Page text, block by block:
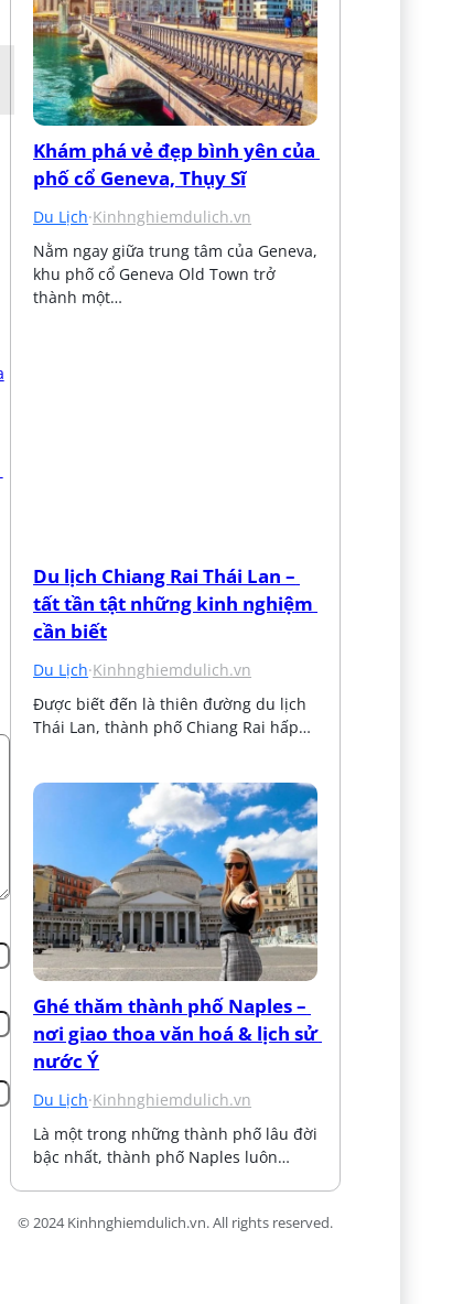
Khám phá vẻ đẹp bình yên của
phố cổ Geneva, Thụy Sĩ
Du Lịch·Kinhnghiemdulich.vn
Nằm ngay giữa trung tâm của Geneva,
khu phố cổ Geneva Old Town trở
thành một…
Du lịch Chiang Rai Thái Lan –
tất tần tật những kinh nghiệm
cần biết
Du Lịch·Kinhnghiemdulich.vn
Được biết đến là thiên đường du lịch
Thái Lan, thành phố Chiang Rai hấp…
Ghé thăm thành phố Naples –
nơi giao thoa văn hoá & lịch sử
nước Ý
Du Lịch·Kinhnghiemdulich.vn
Là một trong những thành phố lâu đời
bậc nhất, thành phố Naples luôn…
© 2024 Kinhnghiemdulich.vn. All rights reserved.